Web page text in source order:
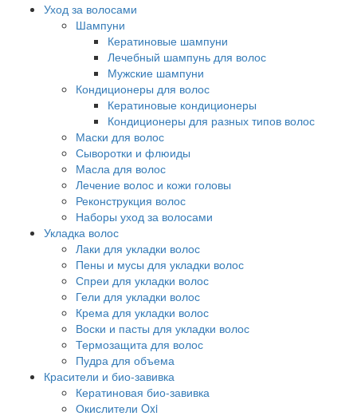
Уход за волосами
Шампуни
Кератиновые шампуни
Лечебный шампунь для волос
Мужские шампуни
Кондиционеры для волос
Кератиновые кондиционеры
Кондиционеры для разных типов волос
Маски для волос
Сыворотки и флюиды
Масла для волос
Лечение волос и кожи головы
Реконструкция волос
Наборы уход за волосами
Укладка волос
Лаки для укладки волос
Пены и мусы для укладки волос
Спреи для укладки волос
Гели для укладки волос
Крема для укладки волос
Воски и пасты для укладки волос
Термозащита для волос
Пудра для объема
Красители и био-завивка
Кератиновая био-завивка
Окислители Oxi